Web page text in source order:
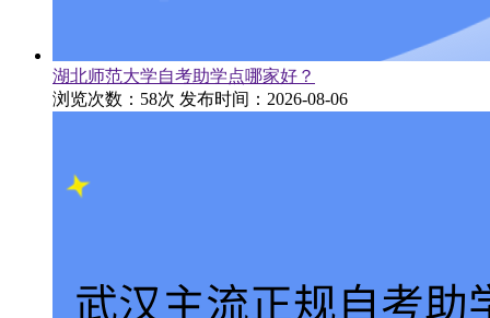
湖北师范大学自考助学点哪家好？
浏览次数：58次 发布时间：2026-08-06